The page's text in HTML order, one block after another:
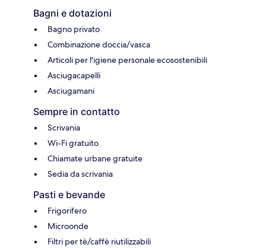
Bagni e dotazioni
Bagno privato
Combinazione doccia/vasca
Articoli per l'igiene personale ecosostenibili
Asciugacapelli
Asciugamani
Sempre in contatto
Scrivania
Wi-Fi gratuito
Chiamate urbane gratuite
Sedia da scrivania
Pasti e bevande
Frigorifero
Microonde
Filtri per tè/caffè riutilizzabili